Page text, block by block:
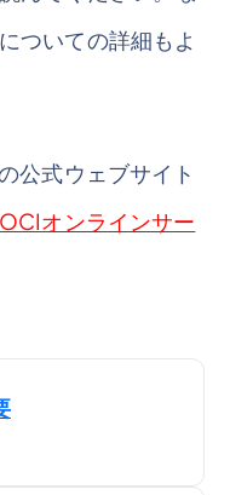
ついての詳細もよ
公式ウェブサイト
オンラインサー